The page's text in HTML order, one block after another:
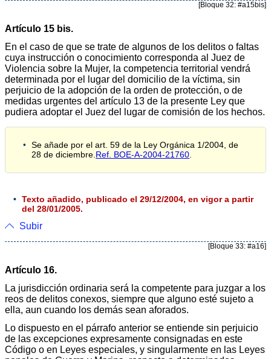
[Bloque 32: #a15bis]
Artículo 15 bis.
En el caso de que se trate de algunos de los delitos o faltas
cuya instrucción o conocimiento corresponda al Juez de
Violencia sobre la Mujer, la competencia territorial vendrá
determinada por el lugar del domicilio de la víctima, sin
perjuicio de la adopción de la orden de protección, o de
medidas urgentes del artículo 13 de la presente Ley que
pudiera adoptar el Juez del lugar de comisión de los hechos.
Se añade por el art. 59 de la Ley Orgánica 1/2004, de
28 de diciembre. Ref. BOE-A-2004-21760
Texto añadido, publicado el 29/12/2004, en vigor a partir
del 28/01/2005.
Subir
[Bloque 33: #a16]
Artículo 16.
La jurisdicción ordinaria será la competente para juzgar a los
reos de delitos conexos, siempre que alguno esté sujeto a
ella, aun cuando los demás sean aforados.
Lo dispuesto en el párrafo anterior se entiende sin perjuicio
de las excepciones expresamente consignadas en este
Código o en Leyes especiales, y singularmente en las Leyes